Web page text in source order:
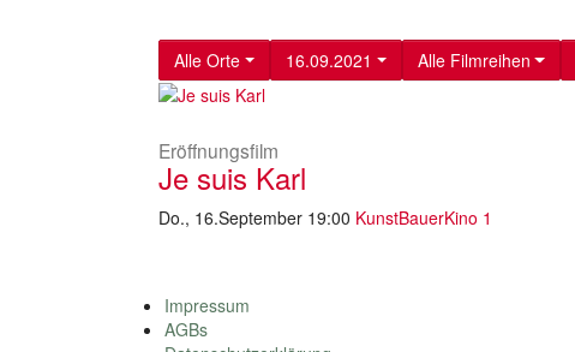
Alle Orte 16.09.2021 Alle Filmreihen
Eröffnungsfilm
Je suis Karl
Do., 16.September 19:00 KunstBauerKino 1
Impressum
AGBs